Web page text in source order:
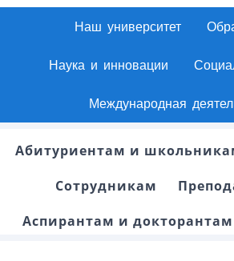
Наш университет
Наука и инновации
Международная
Абитуриентам и
Сотрудникам
Аспирантам и докторантам